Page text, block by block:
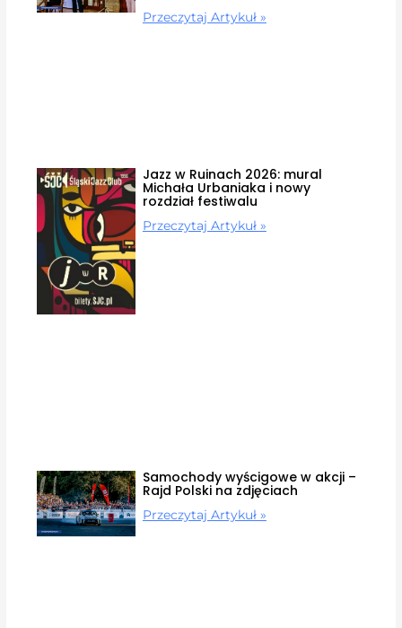
Przeczytaj Artykuł »
Jazz w Ruinach 2026: mural
Michała Urbaniaka i nowy
rozdział festiwalu
Przeczytaj Artykuł »
Samochody wyścigowe w akcji –
Rajd Polski na zdjęciach
Przeczytaj Artykuł »